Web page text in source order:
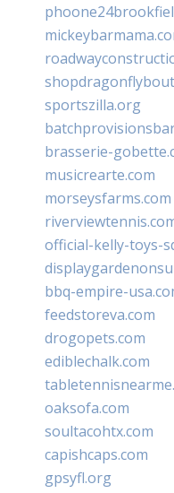
sportszilla.org
brasserie-
musicrearte.com
morseysfarms.com
official-kelly-toys-
bbq-empire-
feedstoreva.com
drogopets.com
ediblechalk.com
oaksofa.com
soultacohtx.com
capishcaps.com
gpsyfl.org